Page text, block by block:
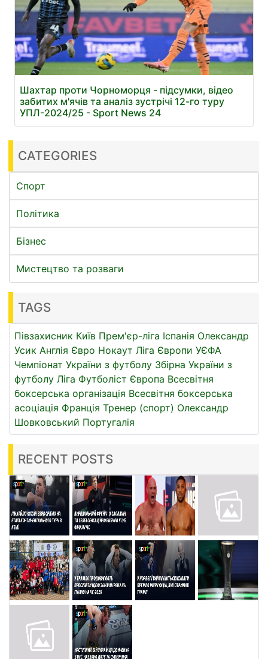
Шахтар проти Чорноморця - підсумки, відео
забитих м'ячів та аналіз зустрічі 12-го туру
УПЛ-2024/25 - Sport News 24
CATEGORIES
Спорт
Політика
Бізнес
Мистецтво та розваги
TAGS
Півзахисник Київ Прем'єр-ліга Іспанія Олександр
Усик Англія Євро Нокаут Ліга Європи УЄФА
Чемпіонат України з футболу Збірна України з
футболу Ліга Футболіст Європа Всесвітня
боксерська організація Всесвітня боксерська
асоціація Франція Тренер (спорт) Олександр
Шовковський Португалія
RECENT POSTS